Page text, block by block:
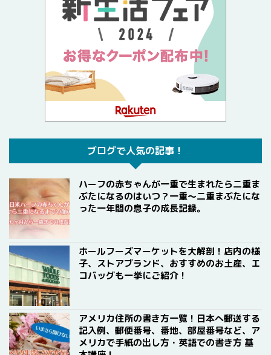
ブログで人気の記事！
ハーフの赤ちゃんが一重で生まれたら二重ま
ぶたになるのはいつ？一重〜二重まぶたにな
った一年間の息子の成長記録。
ホールフーズマーケットを大解剖！店内の様
子、ストアブランド、おすすめのお土産、エ
コバッグも一挙にご紹介！
アメリカ住所の書き方一覧！日本へ郵送する
記入例、郵便番号、番地、部屋番号など、ア
メリカで手紙の出し方・英語での書き方 基